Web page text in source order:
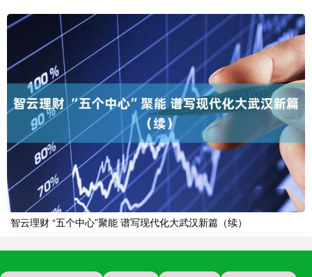
智云理财 “五个中心”聚能 谱写现代化大武汉新篇（续）